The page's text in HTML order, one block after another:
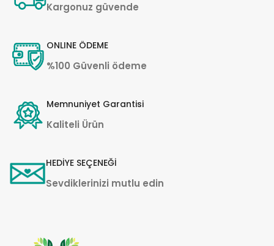
Kargonuz güvende
ONLINE ÖDEME
%100 Güvenli ödeme
Memnuniyet Garantisi
Kaliteli Ürün
HEDİYE SEÇENEĞİ
Sevdiklerinizi mutlu edin